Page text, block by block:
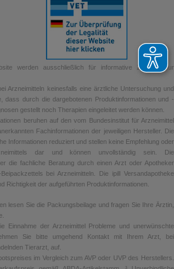
werden ausschließlich für informative Zwecke zur
Arzneimitteln keinesfalls eine ärztliche Untersuchung und
dass durch die dargebotenen Produktinformationen und -
gestellt noch Therapien eingeleitet werden können.
beruhen auf den vom Bundesinstitut für Arzneimittel
Fachinformationen der jeweiligen Hersteller. Die
Informationen reduziert und stellen keine Empfehlung oder
dar und können unvollständig sein. Die
die fachliche Beratung durch einen Arzt oder Apotheker
bei Arzneimitteln. Die ipill Versandapotheke
Richtigkeit der aufgeführten Produktinformationen.
lesen Sie die Packungsbeilage und fragen Sie Ihre Ärztin,
Einnahme der Arzneimittel Probleme und unerwünschte
Sie bitte umgehend Kontakt mit Ihrem Arzt, bei
Tierarzt, auf.
im Vergleich zum AVP oder UVP des Herstellers.